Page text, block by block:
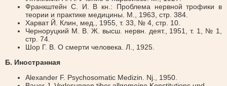
Франкштейн С. И. В кн.: Проблема нервной трофики в
теории и практике медицины. М., 1963, стр. 384.
Xарват Й. Клин, мед., 1955, т. 33, № 4, стр. 10.
Черноруцкий М. В. Ж. высш. нервн. деят., 1951, т. 1, № 1,
стр. 74.
Шор Г. В. О смерти человека. Л., 1925.
Б. Иностранная
Alexander F. Psychosomatic Medizin. Nj., 1950.